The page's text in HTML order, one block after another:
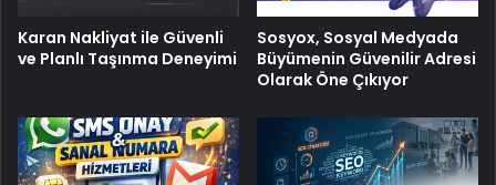
Karan Nakliyat ile Güvenli
ve Planlı Taşınma Deneyimi
Sosyox, Sosyal Medyada
Büyümenin Güvenilir Adresi
Olarak Öne Çıkıyor